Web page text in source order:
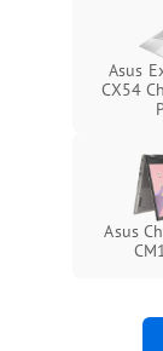
Asus
CX54
Asus